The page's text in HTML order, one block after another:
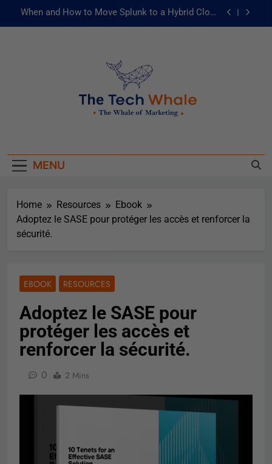
When and How to Move Splunk to a Hybrid Cloud
被動化為主動：發揮 ITOps 統一資料平台的力量
Risks of Artificial Intelligence in Healthcare
When and How to Move Splunk to a Hybrid Cloud
被動化為主動：發揮 ITOps 統一資料平台的力量
MENU
Home Resources
Ebook
Adoptez le SASE pour protéger les accès et renforcer la
sécurité.
EBOOK RESOURCES
Adoptez le SASE pour
protéger les accès et
renforcer la sécurité.
0 2 Mins